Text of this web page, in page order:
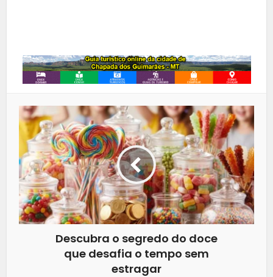
Descubra o segredo do doce
que desafia o tempo sem
estragar